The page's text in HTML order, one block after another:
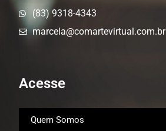
(83) 9318-4343
marcela@comartevirtual.com.br
Acesse
Quem Somos